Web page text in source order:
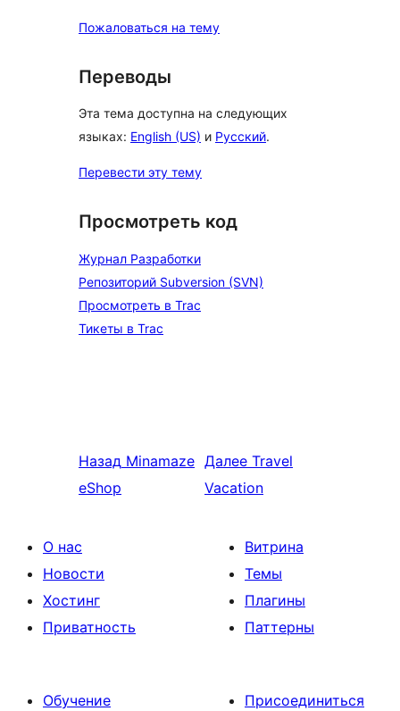
Пожаловаться на тему
Переводы
Эта тема доступна на следующих
языках: English (US) и Русский.
Перевести эту тему
Просмотреть код
Журнал Разработки
Репозиторий Subversion (SVN)
Просмотреть в Trac
Тикеты в Trac
Назад Minamaze
eShop
Далее Travel
Vacation
О нас
Новости
Хостинг
Приватность
Витрина
Темы
Плагины
Паттерны
Обучение
Присоединиться